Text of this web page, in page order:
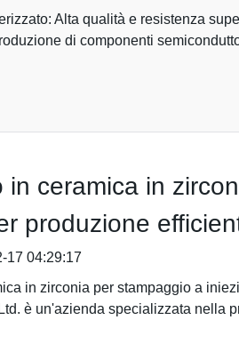
Alta qualità e resistenza
di componenti
in ceramica in
produzione
17 04:29:17
in zirconia per stampaggio a
è un'azienda specializzata nella